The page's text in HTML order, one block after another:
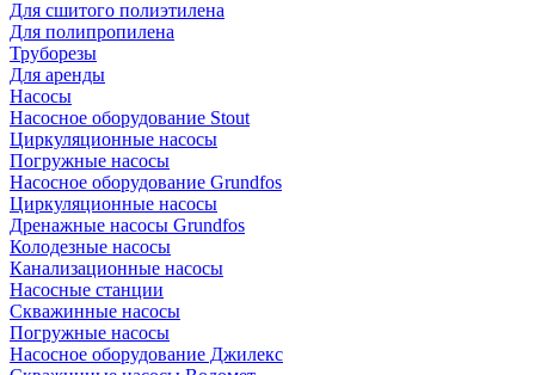
Для сшитого полиэтилена
Для полипропилена
Труборезы
Для аренды
Насосы
Насосное оборудование Stout
Циркуляционные насосы
Погружные насосы
Насосное оборудование Grundfos
Циркуляционные насосы
Дренажные насосы Grundfos
Колодезные насосы
Канализационные насосы
Насосные станции
Скважинные насосы
Погружные насосы
Насосное оборудование Джилекс